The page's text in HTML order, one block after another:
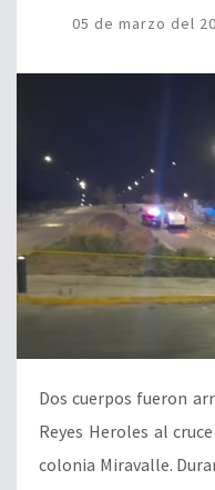
05 de marzo del
Dos cuerpos fueron
Reyes Heroles al
colonia Miravalle.